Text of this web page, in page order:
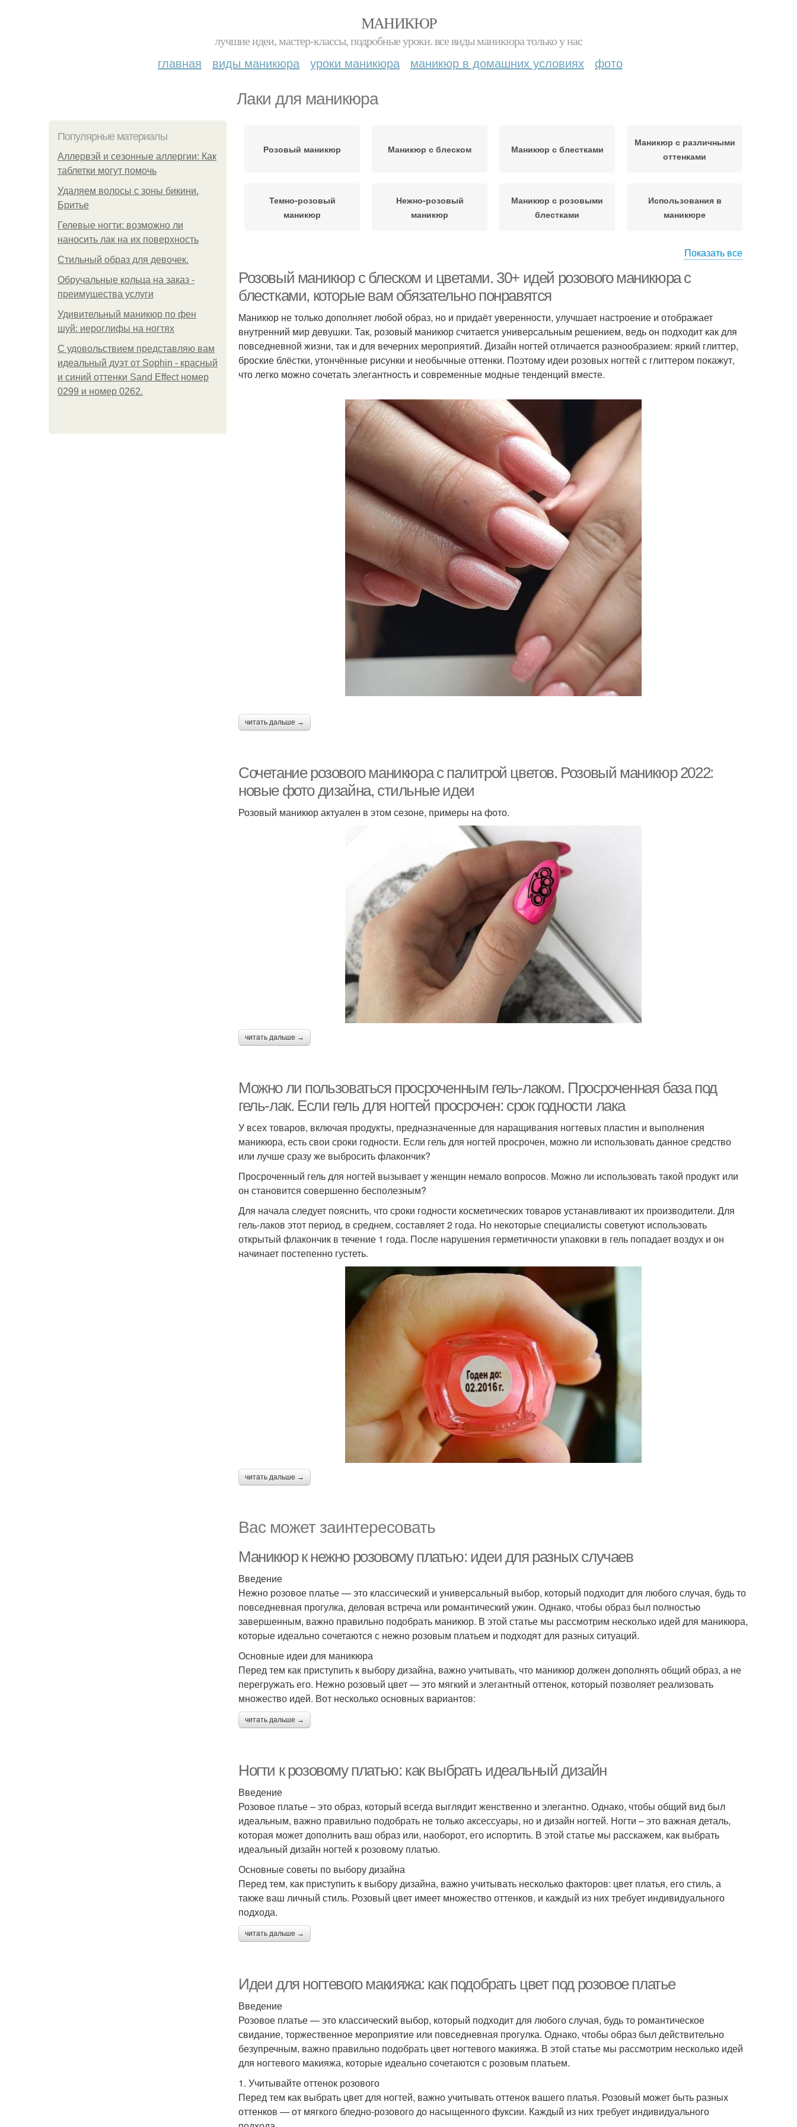
МАНИКЮР
лучшие идеи, мастер-классы, подробные уроки. все виды маникюра только у нас
главная виды маникюра уроки маникюра маникюр в домашних условиях фото
Лаки для маникюра
Популярные материалы
Аллервэй и сезонные аллергии: Как
таблетки могут помочь
Удаляем волосы с зоны бикини.
Бритье
Гелевые ногти: возможно ли
наносить лак на их поверхность
Стильный образ для девочек.
Обручальные кольца на заказ -
преимущества услуги
Удивительный маникюр по фен
шуй: иероглифы на ногтях
С удовольствием представляю вам
идеальный дуэт от Sophin - красный
и синий оттенки Sand Effect номер
0299 и номер 0262.
Розовый маникюр Маникюр с блеском Маникюр с блестками
Маникюр с различными
оттенками
Темно-розовый
маникюр
Нежно-розовый
маникюр
Маникюр с розовыми
блестками
Использования в
маникюре
Маникюр с разным
сочетанием
Ярко-розовый маникюр Гелевые лаки Лак для ногтей Косметические лаки
Лак для дерева
Показать все
Розовый маникюр с блеском и цветами. 30+ идей розового маникюра с
блестками, которые вам обязательно понравятся
Маникюр не только дополняет любой образ, но и придаёт уверенности, улучшает настроение и отображает
внутренний мир девушки. Так, розовый маникюр считается универсальным решением, ведь он подходит как для
повседневной жизни, так и для вечерних мероприятий. Дизайн ногтей отличается разнообразием: яркий глиттер,
броские блёстки, утончённые рисунки и необычные оттенки. Поэтому идеи розовых ногтей с глиттером покажут,
что легко можно сочетать элегантность и современные модные тенденций вместе.
читать дальше →
Сочетание розового маникюра с палитрой цветов. Розовый маникюр 2022:
новые фото дизайна, стильные идеи
Розовый маникюр актуален в этом сезоне, примеры на фото.
читать дальше →
Можно ли пользоваться просроченным гель-лаком. Просроченная база под
гель-лак. Если гель для ногтей просрочен: срок годности лака
У всех товаров, включая продукты, предназначенные для наращивания ногтевых пластин и выполнения
маникюра, есть свои сроки годности. Если гель для ногтей просрочен, можно ли использовать данное средство
или лучше сразу же выбросить флакончик?
Просроченный гель для ногтей вызывает у женщин немало вопросов. Можно ли использовать такой продукт или
он становится совершенно бесполезным?
Для начала следует пояснить, что сроки годности косметических товаров устанавливают их производители. Для
гель-лаков этот период, в среднем, составляет 2 года. Но некоторые специалисты советуют использовать
открытый флакончик в течение 1 года. После нарушения герметичности упаковки в гель попадает воздух и он
начинает постепенно густеть.
читать дальше →
Вас может заинтересовать
Маникюр к нежно розовому платью: идеи для разных случаев
Введение
Нежно розовое платье — это классический и универсальный выбор, который подходит для любого случая, будь то
повседневная прогулка, деловая встреча или романтический ужин. Однако, чтобы образ был полностью
завершенным, важно правильно подобрать маникюр. В этой статье мы рассмотрим несколько идей для маникюра,
которые идеально сочетаются с нежно розовым платьем и подходят для разных ситуаций.
Основные идеи для маникюра
Перед тем как приступить к выбору дизайна, важно учитывать, что маникюр должен дополнять общий образ, а не
перегружать его. Нежно розовый цвет — это мягкий и элегантный оттенок, который позволяет реализовать
множество идей. Вот несколько основных вариантов:
читать дальше →
Ногти к розовому платью: как выбрать идеальный дизайн
Введение
Розовое платье – это образ, который всегда выглядит женственно и элегантно. Однако, чтобы общий вид был
идеальным, важно правильно подобрать не только аксессуары, но и дизайн ногтей. Ногти – это важная деталь,
которая может дополнить ваш образ или, наоборот, его испортить. В этой статье мы расскажем, как выбрать
идеальный дизайн ногтей к розовому платью.
Основные советы по выбору дизайна
Перед тем, как приступить к выбору дизайна, важно учитывать несколько факторов: цвет платья, его стиль, а
также ваш личный стиль. Розовый цвет имеет множество оттенков, и каждый из них требует индивидуального
подхода.
читать дальше →
Идеи для ногтевого макияжа: как подобрать цвет под розовое платье
Введение
Розовое платье — это классический выбор, который подходит для любого случая, будь то романтическое
свидание, торжественное мероприятие или повседневная прогулка. Однако, чтобы образ был действительно
безупречным, важно правильно подобрать цвет ногтевого макияжа. В этой статье мы рассмотрим несколько идей
для ногтевого макияжа, которые идеально сочетаются с розовым платьем.
1. Учитывайте оттенок розового
Перед тем как выбрать цвет для ногтей, важно учитывать оттенок вашего платья. Розовый может быть разных
оттенков — от мягкого бледно-розового до насыщенного фуксии. Каждый из них требует индивидуального